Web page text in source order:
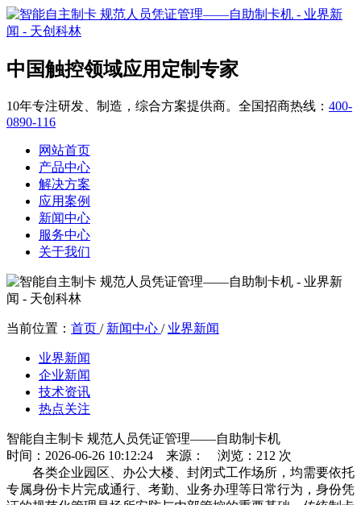
中国触控领域应用定制专家
10年专注研发、制造，综合方案提供商。全国招商热线： 400-
0890-116
网站首页
产品中心
解决方案
应用案例
新闻中心
服务中心
关于我们
当前位置： 首页 / 新闻中心 / 业界新闻
业界新闻
企业新闻
技术资讯
热点关注
智能自主制卡 规范人员凭证管理——自助制卡机
时间：2026-06-26 10:12:24
来源：
浏览：212 次
各类企业园区、办公大楼、封闭式工作场所，均需要依托
专属身份卡片完成通行、考勤、业务办理等日常行为，身份凭